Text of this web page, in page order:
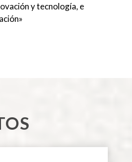
y tecnología, e